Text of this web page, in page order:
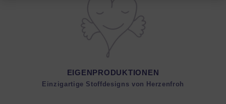
EIGENPRODUKTIONEN
Einzigartige Stoffdesigns von Herzenfroh